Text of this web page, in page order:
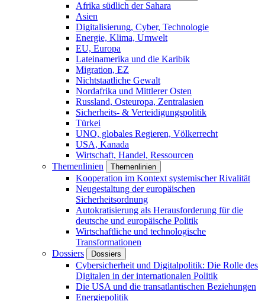
Afrika südlich der Sahara
Asien
Digitalisierung, Cyber, Technologie
Energie, Klima, Umwelt
EU, Europa
Lateinamerika und die Karibik
Migration, EZ
Nichtstaatliche Gewalt
Nordafrika und Mittlerer Osten
Russland, Osteuropa, Zentralasien
Sicherheits- & Verteidigungspolitik
Türkei
UNO, globales Regieren, Völkerrecht
USA, Kanada
Wirtschaft, Handel, Ressourcen
Themenlinien
Themenlinien
Kooperation im Kontext systemischer Rivalität
Neugestaltung der europäischen
Sicherheitsordnung
Autokratisierung als Herausforderung für die
deutsche und europäische Politik
Wirtschaftliche und technologische
Transformationen
Dossiers
Dossiers
Cybersicherheit und Digitalpolitik: Die Rolle des
Digitalen in der internationalen Politik
Die USA und die transatlantischen Beziehungen
Energiepolitik